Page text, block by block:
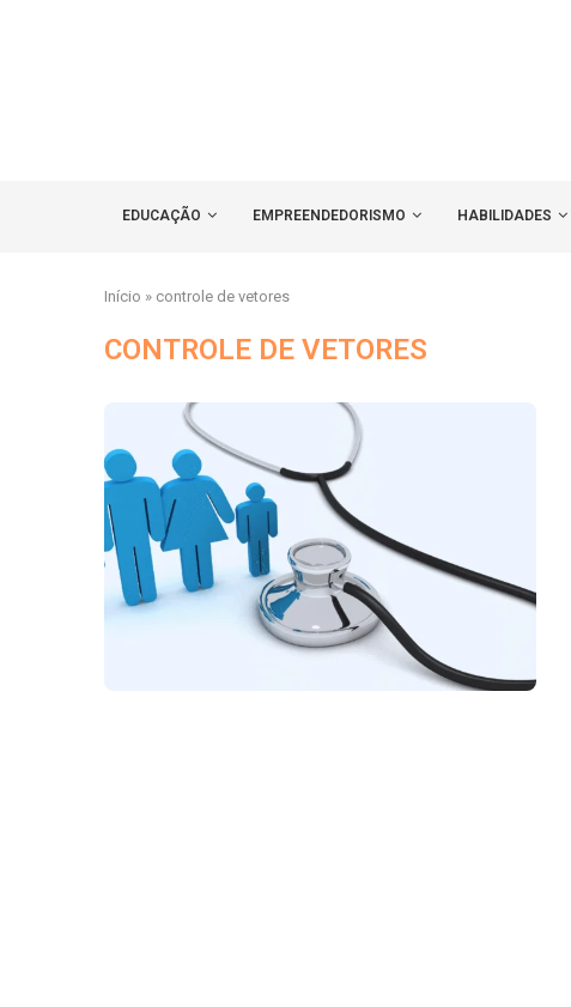
EDUCAÇÃO EMPREENDEDORISMO HABILIDADES
Início » controle de vetores
CONTROLE DE VETORES